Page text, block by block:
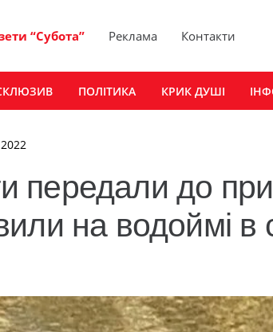
“Субота” Реклама Контакти
ПОЛІТИКА КРИК ДУШІ
передали до
на водоймі в